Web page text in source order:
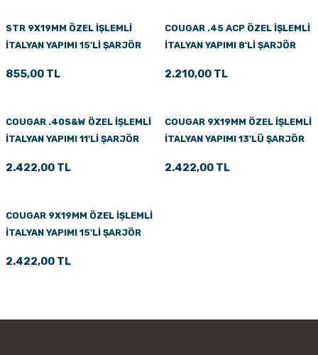
STR 9X19MM ÖZEL İŞLEMLİ
İTALYAN YAPIMI 15'Lİ ŞARJÖR
855,00 TL
COUGAR .45 ACP ÖZEL İŞLEMLİ
İTALYAN YAPIMI 8'Lİ ŞARJÖR
2.210,00 TL
COUGAR .40S&W ÖZEL İŞLEMLİ
İTALYAN YAPIMI 11'Lİ ŞARJÖR
2.422,00 TL
COUGAR 9X19MM ÖZEL İŞLEMLİ
İTALYAN YAPIMI 13'LÜ ŞARJÖR
2.422,00 TL
COUGAR 9X19MM ÖZEL İŞLEMLİ
İTALYAN YAPIMI 15'Lİ ŞARJÖR
2.422,00 TL